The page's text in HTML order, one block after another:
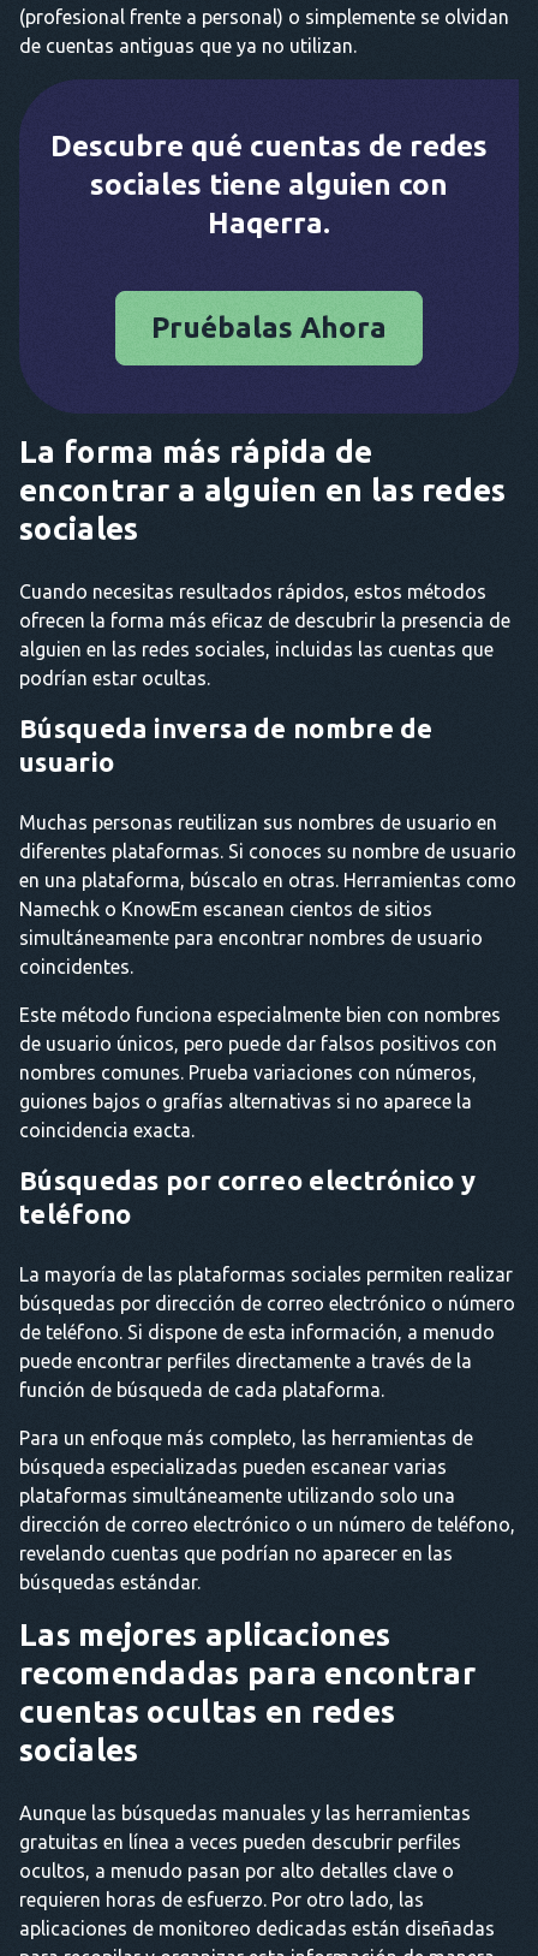
(profesional frente a personal) o simplemente se olvidan
de cuentas antiguas que ya no utilizan.
Descubre qué cuentas de redes
sociales tiene alguien con
Haqerra.
Pruébalas Ahora
La forma más rápida de
encontrar a alguien en las redes
sociales
Cuando necesitas resultados rápidos, estos métodos
ofrecen la forma más eficaz de descubrir la presencia de
alguien en las redes sociales, incluidas las cuentas que
podrían estar ocultas.
Búsqueda inversa de nombre de
usuario
Muchas personas reutilizan sus nombres de usuario en
diferentes plataformas. Si conoces su nombre de usuario
en una plataforma, búscalo en otras. Herramientas como
Namechk o KnowEm escanean cientos de sitios
simultáneamente para encontrar nombres de usuario
coincidentes.
Este método funciona especialmente bien con nombres
de usuario únicos, pero puede dar falsos positivos con
nombres comunes. Prueba variaciones con números,
guiones bajos o grafías alternativas si no aparece la
coincidencia exacta.
Búsquedas por correo electrónico y
teléfono
La mayoría de las plataformas sociales permiten realizar
búsquedas por dirección de correo electrónico o número
de teléfono. Si dispone de esta información, a menudo
puede encontrar perfiles directamente a través de la
función de búsqueda de cada plataforma.
Para un enfoque más completo, las herramientas de
búsqueda especializadas pueden escanear varias
plataformas simultáneamente utilizando solo una
dirección de correo electrónico o un número de teléfono,
revelando cuentas que podrían no aparecer en las
búsquedas estándar.
Las mejores aplicaciones
recomendadas para encontrar
cuentas ocultas en redes
sociales
Aunque las búsquedas manuales y las herramientas
gratuitas en línea a veces pueden descubrir perfiles
ocultos, a menudo pasan por alto detalles clave o
requieren horas de esfuerzo. Por otro lado, las
aplicaciones de monitoreo dedicadas están diseñadas